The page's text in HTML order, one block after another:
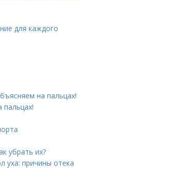
для каждого
на пальцах!
пальцах!
убрать их?
уха: причины отека